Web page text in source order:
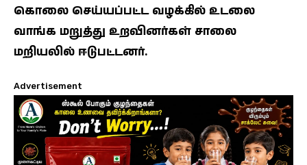
கொலை செய்யப்பட்ட வழக்கில் உடலை
வாங்க மறுத்து உறவினர்கள் சாலை
மறியலில் ஈடுபட்டனர்.
Advertisement